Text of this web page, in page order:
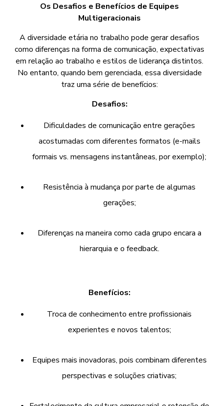
Os Desafios e Benefícios de Equipes
Multigeracionais
A diversidade etária no trabalho pode gerar desafios
como diferenças na forma de comunicação, expectativas
em relação ao trabalho e estilos de liderança distintos.
No entanto, quando bem gerenciada, essa diversidade
traz uma série de benefícios:
Desafios:
Dificuldades de comunicação entre gerações
acostumadas com diferentes formatos (e-mails
formais vs. mensagens instantâneas, por exemplo);
Resistência à mudança por parte de algumas
gerações;
Diferenças na maneira como cada grupo encara a
hierarquia e o feedback.
Benefícios:
Troca de conhecimento entre profissionais
experientes e novos talentos;
Equipes mais inovadoras, pois combinam diferentes
perspectivas e soluções criativas;